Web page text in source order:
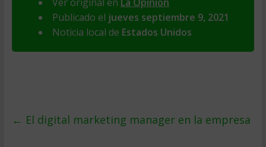
Publicado el jueves septiembre 9, 2021
Noticia local de Estados Unidos
← El digital marketing manager en la empresa